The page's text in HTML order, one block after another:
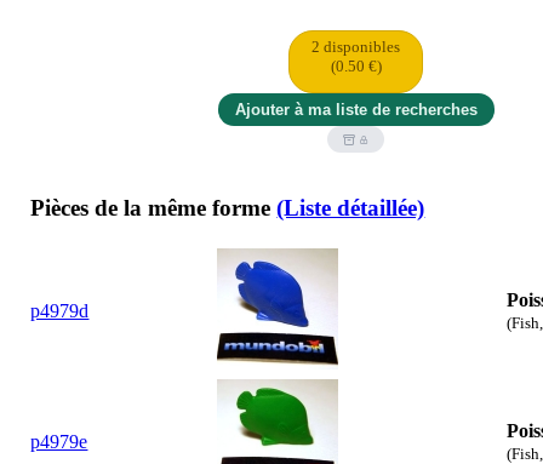
2 disponibles
(0.50 €)
Pièces de la même forme(Liste détaillée)
p4979d
p4979e